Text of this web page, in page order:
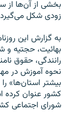
بخشى از آن‌ها از
زودى شكل
به گزارش اين
بهائيت، حجتيه و
رانندگى، ‌حقوق
نحوه آموزش در
بيشتر استان‌ها»
كشور عنوان كرده
شوراى اجتماعى